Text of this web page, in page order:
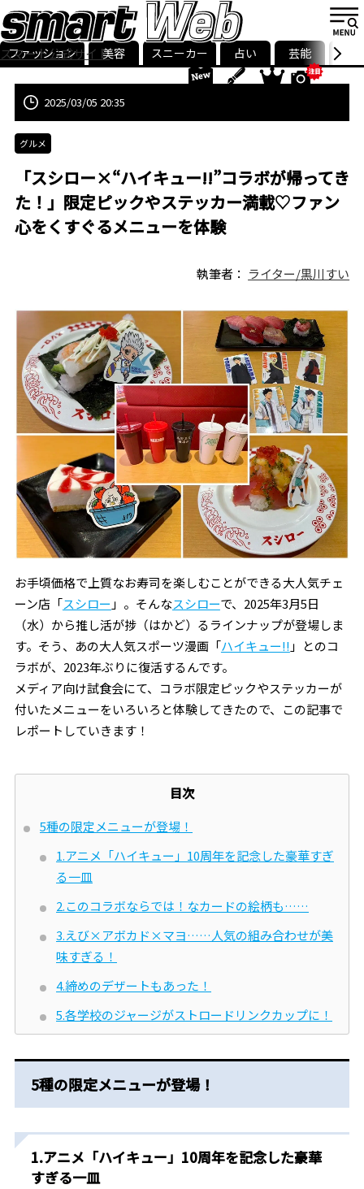
スマート公式サイト
smart最新号
記事一覧ランキング
ストリ
ファッション 美容 スニーカー 占い 芸能 グル
2025/03/05 20:35
グルメ
「スシロー×“ハイキュー!!”コラボが帰ってき
た！」限定ピックやステッカー満載♡ファン
心をくすぐるメニューを体験
執筆者： ライター/黒川すい
お手頃価格で上質なお寿司を楽しむことができる大人気チェ
ーン店「スシロー 」。そんなスシローで、2025年3月5日
（水）から推し活が捗（はかど）るラインナップが登場しま
す。そう、あの大人気スポーツ漫画「ハイキュー!! 」とのコ
ラボが、2023年ぶりに復活するんです。
メディア向け試食会にて、コラボ限定ピックやステッカーが
付いたメニューをいろいろと体験してきたので、この記事で
レポートしていきます！
目次
5種の限定メニューが登場！
1.アニメ「ハイキュー」10周年を記念した豪華すぎ
る一皿
2.このコラボならでは！なカードの絵柄も……
3.えび×アボカド×マヨ……人気の組み合わせが美
味すぎる！
4.締めのデザートもあった！
5.各学校のジャージがストロードリンクカップに！
5種の限定メニューが登場！
1.アニメ「ハイキュー」10周年を記念した豪華
すぎる一皿